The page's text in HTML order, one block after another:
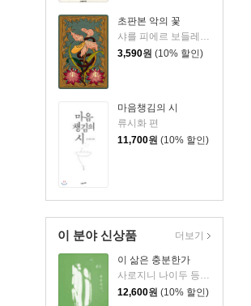
초판본 악의 꽃
샤를 피에르 보들레르 저/이효숙 역
3,590원 (10% 할인)
마음챙김의 시
류시화 편
11,700원 (10% 할인)
이 분야 신상품
이 삶은 충분한가
12,600원 (10% 할인)
더보기